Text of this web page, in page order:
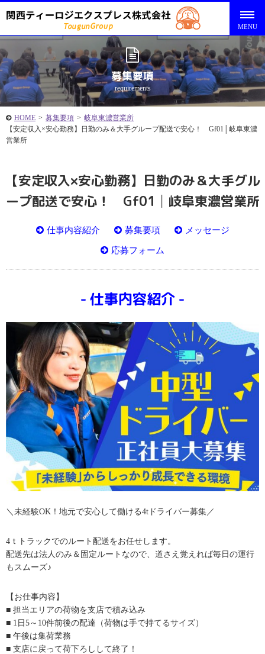
募集要項
requirements
HOME > 募集要項 > 岐阜東濃営業所
【安定収入×安心勤務】日勤のみ＆大手グループ配送で安心！ Gf01│岐阜東濃
営業所
【安定収入×安心勤務】日勤のみ＆大手グル
ープ配送で安心！ Gf01│岐阜東濃営業所
仕事内容紹介 募集要項 メッセージ
応募フォーム
仕事内容紹介
＼未経験OK！地元で安心して働ける4tドライバー募集／
4ｔトラックでのルート配送をお任せします。
配送先は法人のみ＆固定ルートなので、道さえ覚えれば毎日の運行
もスムーズ♪
【お仕事内容】
■ 担当エリアの荷物を支店で積み込み
■ 1日5～10件前後の配達（荷物は手で持てるサイズ）
■ 午後は集荷業務
■ 支店に戻って荷下ろしして終了！